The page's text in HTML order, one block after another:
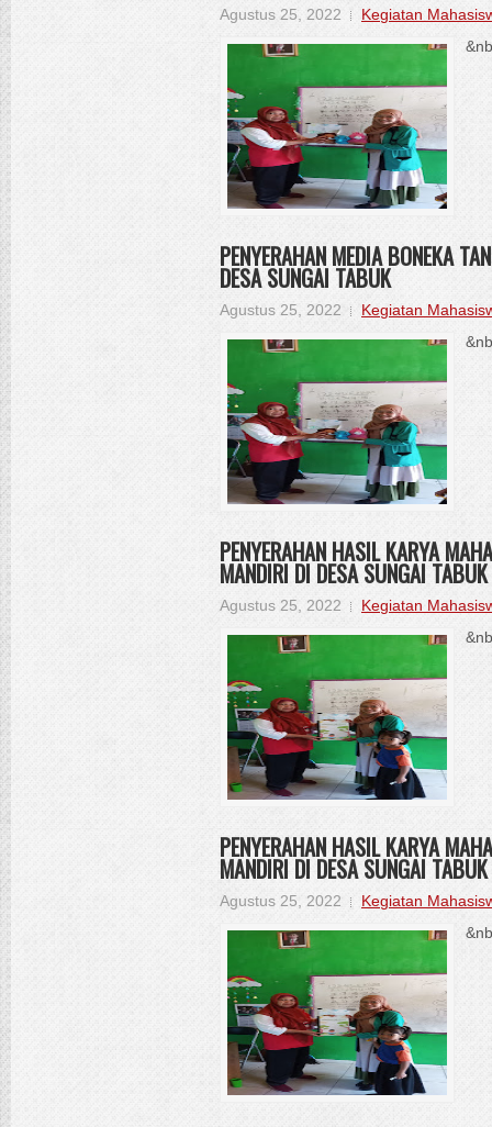
Agustus 25, 2022
Kegiatan
PENYERAHAN MEDIA BONEKA
DESA SUNGAI TABUK
Agustus 25, 2022
Kegiatan
PENYERAHAN HASIL KARYA
MANDIRI DI DESA SUNGAI TABUK
Agustus 25, 2022
Kegiatan
PENYERAHAN HASIL KARYA
MANDIRI DI DESA SUNGAI TABUK
Agustus 25, 2022
Kegiatan